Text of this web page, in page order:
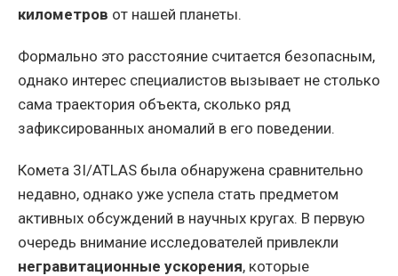
километров от нашей планеты.
Формально это расстояние считается безопасным,
однако интерес специалистов вызывает не столько
сама траектория объекта, сколько ряд
зафиксированных аномалий в его поведении.
Комета 3I/ATLAS была обнаружена сравнительно
недавно, однако уже успела стать предметом
активных обсуждений в научных кругах. В первую
очередь внимание исследователей привлекли
негравитационные ускорения, которые